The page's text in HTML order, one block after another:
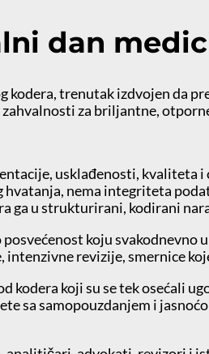
dan
kodera, trenutak izdvojen da
za briljantne,
usklađenosti, kvaliteta
nema integriteta
ga u strukturirani, kodirani
koju
revizije, smernice
kodera koji su se tek osećali
sa samopouzdanjem i